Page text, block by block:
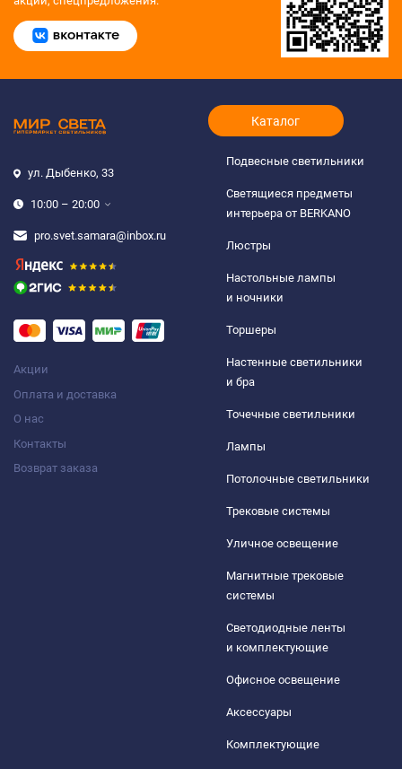
ул. Дыбенко, 33
10:00 – 20:00
pro.svet.samara@inbox.ru
Акции
Оплата и доставка
О нас
Контакты
Возврат заказа
Каталог
Подвесные светильники
Светящиеся предметы
интерьера от BERKANO
Люстры
Настольные лампы
и ночники
Торшеры
Настенные светильники
и бра
Точечные светильники
Лампы
Потолочные светильники
Трековые системы
Уличное освещение
Магнитные трековые
системы
Светодиодные ленты
и комплектующие
Офисное освещение
Аксессуары
Комплектующие